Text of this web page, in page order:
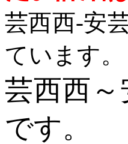
芸西西-安
ています。
芸西西
です。